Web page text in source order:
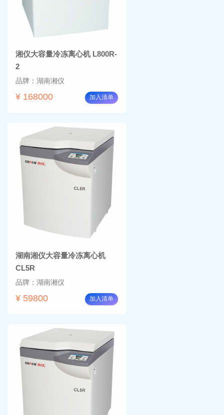
湘仪大容量冷冻离心机 L800R-
2
品牌：湖南湘仪
¥ 168000 加入清单
湖南湘仪大容量冷冻离心机
CL5R
品牌：湖南湘仪
¥ 59800 加入清单